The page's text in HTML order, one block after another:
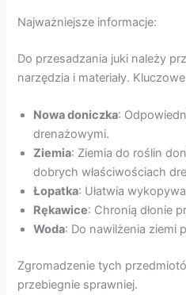
Najważniejsze informacje:
Do przesadzania juki należy
narzędzia i materiały.
Nowa doniczka:
drenażowymi.
Ziemia: Ziemia do roślin
dobrych właściwościach
Łopatka: Ułatwia
Rękawice: Chronią dłonie
Woda: Do nawilżenia ziemi
Zgromadzenie tych
przebiegnie sprawniej.